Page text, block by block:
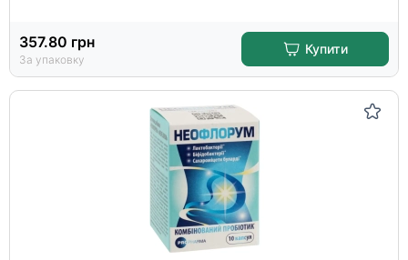
357.80 грн
За упаковку
Купити